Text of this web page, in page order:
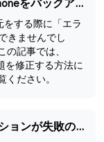
【iTunes】エラーが発生したため、iPhoneをバックアップできませんでした
をする際に「エラ
きませんでし
の記事では、
を修正する方法に
ください。
【検証済み】iTunesバックアップセッションが失敗のエラーを修正